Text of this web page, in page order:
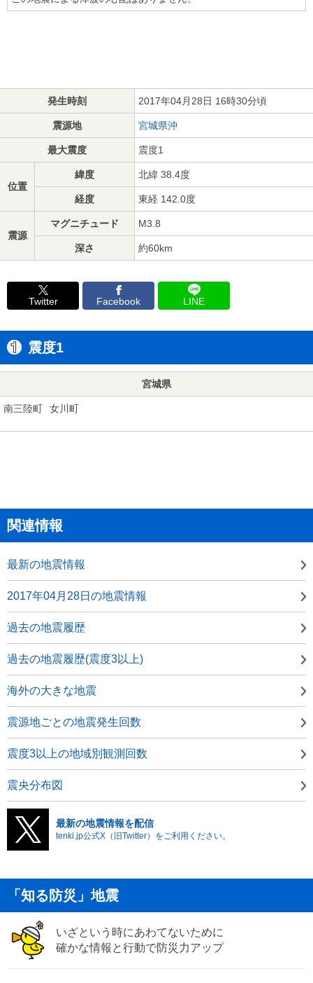
発生時刻 2017年04月28日 16時30分頃
震源地 宮城県沖
最大震度 震度1
位置
緯度 北緯 38.4度
経度 東経 142.0度
震源
マグニチュード M3.8
深さ 約60km
Twitter Facebook LINE
震度1
宮城県
南三陸町 女川町
関連情報
最新の地震情報
2017年04月28日の地震情報
過去の地震履歴
過去の地震履歴(震度3以上)
海外の大きな地震
震源地ごとの地震発生回数
震度3以上の地域別観測回数
震央分布図
最新の地震情報を配信
tenki.jp公式X（旧Twitter）をご利用ください。
「知る防災」地震
いざという時にあわてないために
確かな情報と行動で防災力アップ